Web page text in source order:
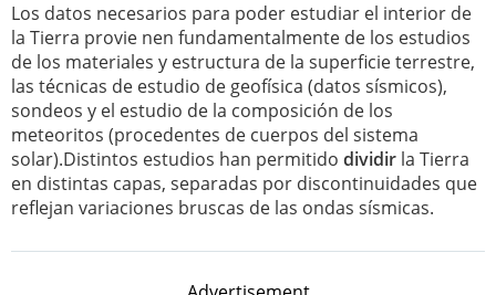
Los datos necesarios para poder estudiar el interior de
la Tierra provie nen fundamentalmente de los estudios
de los materiales y estructura de la superficie terrestre,
las técnicas de estudio de geofísica (datos sísmicos),
sondeos y el estudio de la composición de los
meteoritos (procedentes de cuerpos del sistema
solar).Distintos estudios han permitido dividir la Tierra
en distintas capas, separadas por discontinuidades que
reflejan variaciones bruscas de las ondas sísmicas.